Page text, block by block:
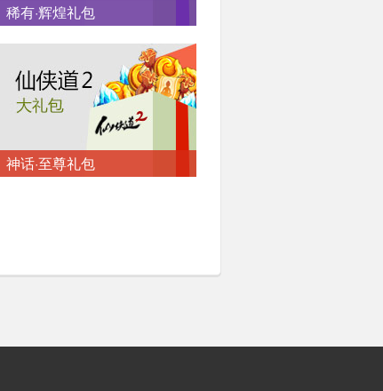
稀有·辉煌礼包
神话·至尊礼包